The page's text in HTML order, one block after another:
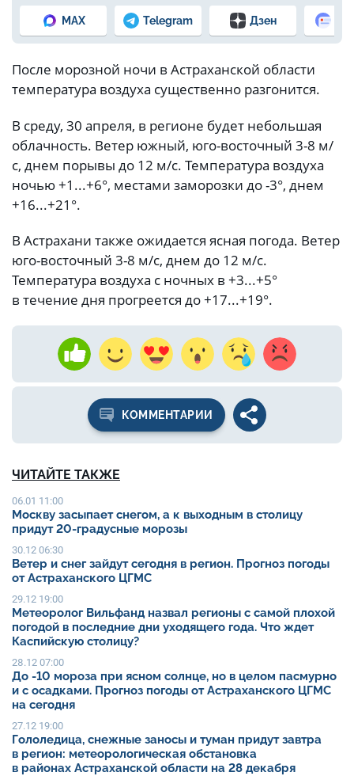
MAX Telegram Дзен
После морозной ночи в Астраханской области
температура воздуха существенно разгонится.
В среду, 30 апреля, в регионе будет небольшая
облачность. Ветер южный, юго-восточный 3-8 м/
с, днем порывы до 12 м/с. Температура воздуха
ночью +1...+6°, местами заморозки до -3°, днем
+16...+21°.
В Астрахани также ожидается ясная погода. Ветер
юго-восточный 3-8 м/с, днем до 12 м/с.
Температура воздуха с ночных в +3...+5°
в течение дня прогреется до +17...+19°.
КОММЕНТАРИИ
ЧИТАЙТЕ ТАКЖЕ
06.01 11:00
Москву засыпает снегом, а к выходным в столицу
придут 20-градусные морозы
30.12 06:30
Ветер и снег зайдут сегодня в регион. Прогноз погоды
от Астраханского ЦГМС
29.12 19:00
Метеоролог Вильфанд назвал регионы с самой плохой
погодой в последние дни уходящего года. Что ждет
Каспийскую столицу?
28.12 07:00
До -10 мороза при ясном солнце, но в целом пасмурно
и с осадками. Прогноз погоды от Астраханского ЦГМС
на сегодня
27.12 19:00
Гололедица, снежные заносы и туман придут завтра
в регион: метеорологическая обстановка
в районах Астраханской области на 28 декабря